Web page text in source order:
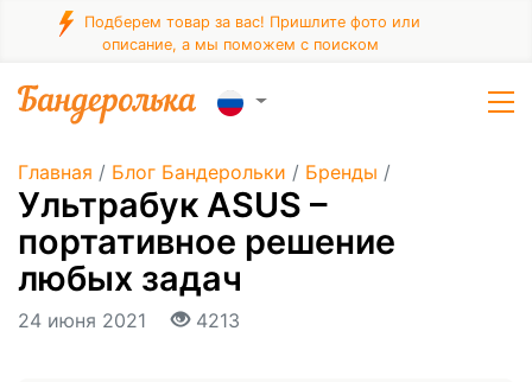
Подберем товар за вас! Пришлите фото или
описание, а мы поможем с поиском
Главная / Блог Бандерольки / Бренды /
Ультрабук ASUS –
портативное решение
любых задач
24 июня 2021 4213